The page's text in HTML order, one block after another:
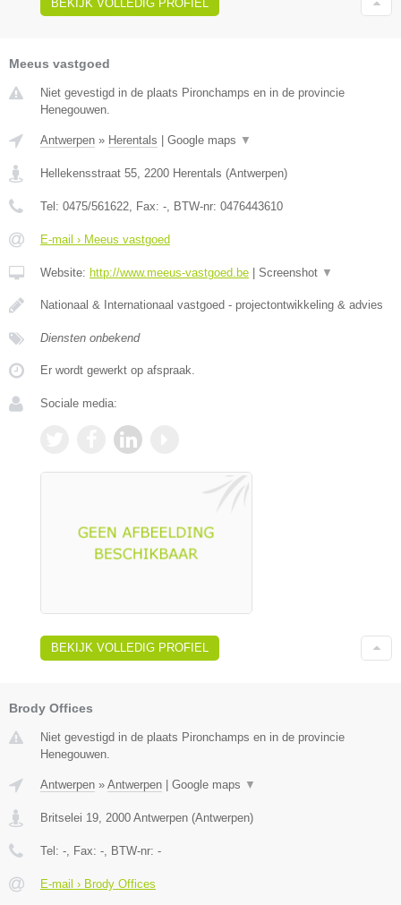
BEKIJK VOLLEDIG PROFIEL
Meeus vastgoed
Niet gevestigd in de plaats Pironchamps en in de provincie
Henegouwen.
Antwerpen » Herentals Google maps ▼
Hellekensstraat 55, 2200 Herentals (Antwerpen)
Tel: 0475/561622, Fax: -, BTW-nr: 0476443610
E-mail › Meeus vastgoed
Website: http://www.meeus-vastgoed.be Screenshot ▼
Nationaal & Internationaal vastgoed - projectontwikkeling & advies
Diensten onbekend
Er wordt gewerkt op afspraak.
Sociale media:
BEKIJK VOLLEDIG PROFIEL
Brody Offices
Niet gevestigd in de plaats Pironchamps en in de provincie
Henegouwen.
Antwerpen » Antwerpen Google maps ▼
Britselei 19, 2000 Antwerpen (Antwerpen)
Tel: -, Fax: -, BTW-nr: -
E-mail › Brody Offices